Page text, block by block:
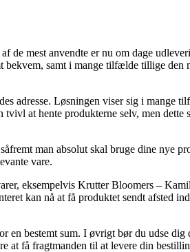
de mest anvendte er nu om dage
samt i mange tilfælde tillige den
adresse. Løsningen viser sig i mange
at hente produkterne selv, men dette
man absolut skal bruge dine nye
vare.
eksempelvis Krutter Bloomers –
kan nå at få produktet sendt afsted
en bestemt sum. I øvrigt bør du udse dig
få fragtmanden til at levere din